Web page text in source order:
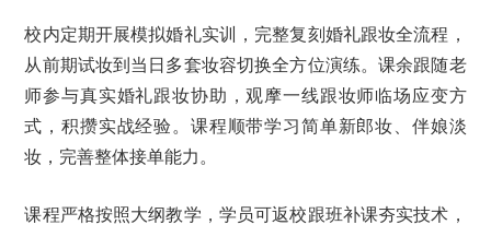
校内定期开展模拟婚礼实训，完整复刻婚礼跟妆全流程，
从前期试妆到当日多套妆容切换全方位演练。课余跟随老
师参与真实婚礼跟妆协助，观摩一线跟妆师临场应变方
式，积攒实战经验。课程顺带学习简单新郎妆、伴娘淡
妆，完善整体接单能力。
课程严格按照大纲教学，学员可返校跟班补课夯实技术，